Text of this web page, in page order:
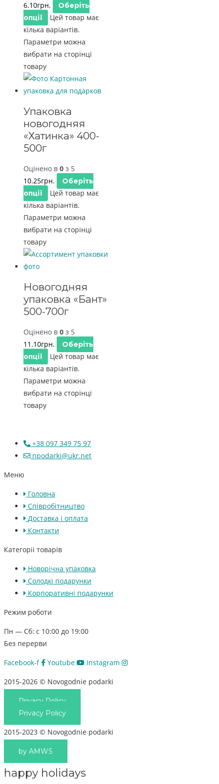
6.10грн.
Оберіть
опції
Цей товар має
кілька варіантів.
Параметри можна
вибрати на сторінці
товару
Упаковка
новогодняя
«Хатинка» 400-
500г
Оцінено в 0 з 5
10.25грн.
Оберіть
опції
Цей товар має
кілька варіантів.
Параметри можна
вибрати на сторінці
товару
Новогодняя
упаковка «Бант»
500-700г
Оцінено в 0 з 5
11.10грн.
Оберіть
опції
Цей товар має
кілька варіантів.
Параметри можна
вибрати на сторінці
товару
+38 097 349 75 97
npodarki@ukr.net
Меню
Головна
Співробітництво
Доставка і оплата
Контакти
Категоріі товарів
Новорічна упаковка
Солодкі подарунки
Корпоративні подарунки
Режим роботи
Пн — Сб: с 10:00 до 19:00
Без перерви
Facebook-f Youtube Instagram
2015-2026 © Novogodnie podarki
Privacy Policy
Privacy Policy
2015-2023 © Novogodnie podarki
by AMWS
happy holidays